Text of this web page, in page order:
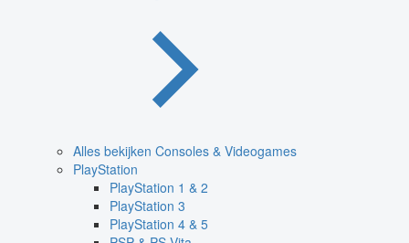
Alles bekijken Consoles & Videogames
PlayStation
PlayStation 1 & 2
PlayStation 3
PlayStation 4 & 5